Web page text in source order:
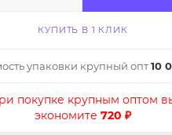
КУПИТЬ В 1 КЛИК
упаковки крупный опт10
покупке крупным оптом
экономите 720 ₽